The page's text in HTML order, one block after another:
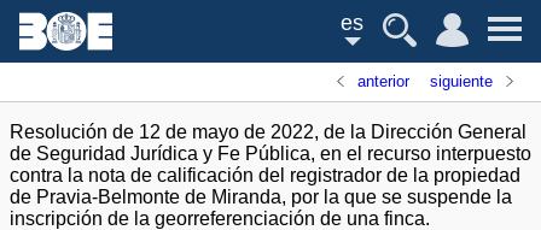
es
anterior siguiente
Resolución de 12 de mayo de 2022, de la Dirección General
de Seguridad Jurídica y Fe Pública, en el recurso interpuesto
contra la nota de calificación del registrador de la propiedad
de Pravia-Belmonte de Miranda, por la que se suspende la
inscripción de la georreferenciación de una finca.